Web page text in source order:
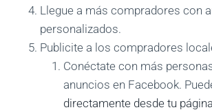
Llegue a más compradores con
personalizados.
Publicite a los compradores
Conéctate con más
anuncios en Facebook.
directamente desde tu